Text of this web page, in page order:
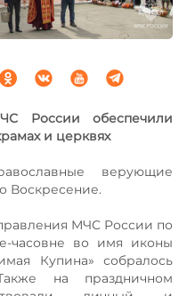
России обеспечили
и церквях
верующие
Воскресение.
МЧС России по
часовне во имя иконы
Купина» собралось
на праздничном